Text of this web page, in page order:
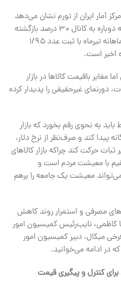
آمار ایران از تورم نشان می‌دهد
که تورم پس از یک دوره ۱۴ ماهه دوباره به کانال ۳۰ درصد بازگشته
است و در همین حال نرخ تورم ماهانه تیرماه با ثبت عدد ۱/۹۵
مغایر باقیمت‌ کالاها در بازار
غیرحقیقی را پدیدار کرده
به نحوی رقم بخورد که بازار
پیدا کند و صرف‌نظر از نرخ دلار،
حرکت کند چراکه بازار کالاهای
با معیشت مردم است و
معیشت یک جامعه را برهم
مصرفی و استمرار روند کاهش
کاظمی، نایب‌رئیس کمیسیون امور
میکال، دبیر کمیسیون امور
در ادامه می‌خوانید.
کنترل و پیگیری قیمت